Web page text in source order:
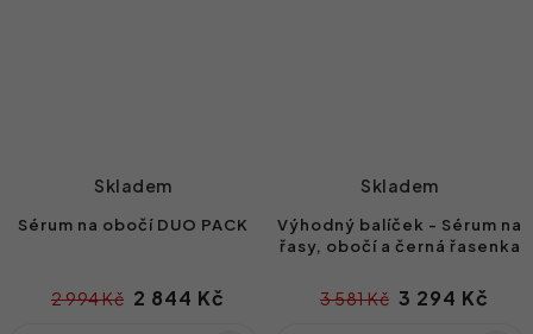
Sérum na obočí DUO PACK
Skladem
2 844 Kč
2 994 Kč
Výhodný balíček - Sérum na
řasy, obočí a černá řasenka
Skladem
3 294 Kč
3 581 Kč